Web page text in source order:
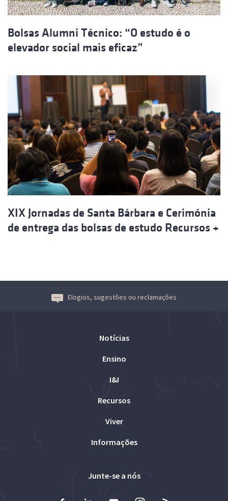
Bolsas Alumni Técnico: “O estudo é o
elevador social mais eficaz”
XIX Jornadas de Santa Bárbara e Cerimónia
de entrega das bolsas de estudo Recursos +
Elogios, sugestões ou reclamações
Notícias
Ensino
I&I
Recursos
Viver
Informações
Junte-se a nós